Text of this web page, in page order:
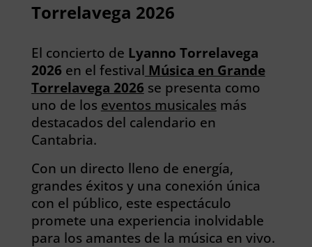
Torrelavega 2026
El concierto de Lyanno Torrelavega
2026 en el festival Música en Grande
Torrelavega 2026 se presenta como
uno de los eventos musicales más
destacados del calendario en
Cantabria.
Con un directo lleno de energía,
grandes éxitos y una conexión única
con el público, este espectáculo
promete una experiencia inolvidable
para los amantes de la música en vivo.